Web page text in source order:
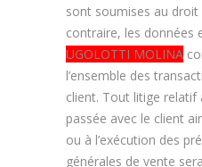
sont soumises au droit
contraire, les données
UGOLOTTI MOLINA
l’ensemble des
client. Tout litige relatif
passée avec le client
ou à l’exécution des
générales de vente